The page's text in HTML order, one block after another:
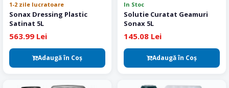
1-2 zile lucratoare
Sonax Dressing Plastic
Satinat 5L
563.99 Lei
Adaugă în Coş
In Stoc
Solutie Curatat Geamuri
Sonax 5L
145.08 Lei
Adaugă în Coş